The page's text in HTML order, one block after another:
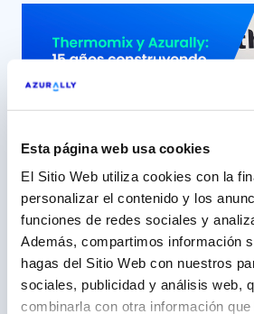
Esta página web usa cookies
El Sitio Web utiliza cookies con la
personalizar el contenido y los
funciones de redes sociales y
Además, compartimos información
hagas del Sitio Web con nuestros
sociales, publicidad y análisis web,
combinarla con otra información
relación que, con el paso del
más allá de un proyecto
en una alianza sólida, cercana y
15 años construyendo
Thermomix, una marca
5 mayo 2026